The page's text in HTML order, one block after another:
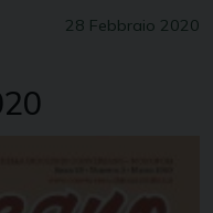
28 Febbraio 2020